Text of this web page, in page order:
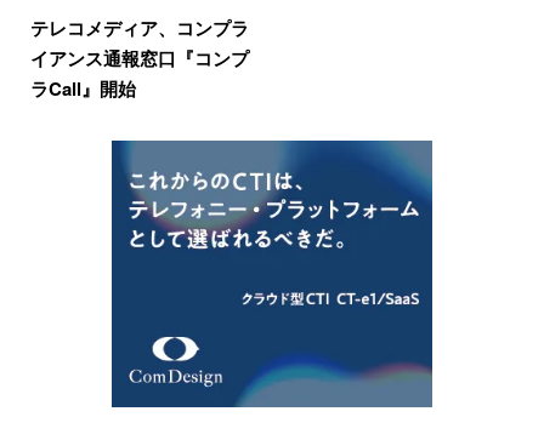
テレコメディア、コンプラ
イアンス通報窓口『コンプ
ラCall』開始